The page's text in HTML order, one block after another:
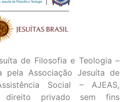
de Filosofia e Teologia –
pela Associação Jesuíta de
Social – AJEAS,
direito privado sem fins